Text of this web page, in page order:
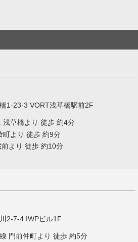
1-23-3 VORT浅草橋駅前2F
浅草橋より 徒歩 約4分
町より 徒歩 約9分
より 徒歩 約10分
2-7-4 IWPビル1F
門前仲町より 徒歩 約5分